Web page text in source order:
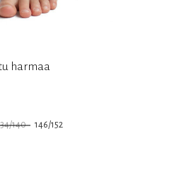
harmaa
140 146/152